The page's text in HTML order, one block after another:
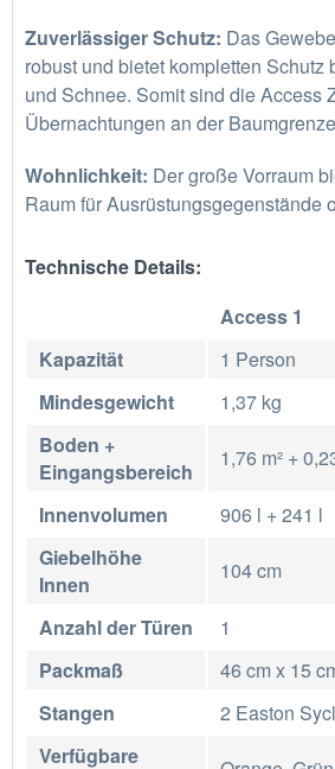
Zuverlässiger Schutz: Das
robust und bietet kompletten Schutz
und Schnee. Somit sind die Access
Übernachtungen an der
Wohnlichkeit: Der große Vorraum
Raum für Ausrüstungsgegenstände
Technische Details:
Access 1
Kapazität
1 Person
Mindesgewicht
1,37 kg
Boden +
Eingangsbereich
1,76 m² +
Innenvolumen 906 l + 241 l
Giebelhöhe
Innen
104 cm
Anzahl der Türen 1
Packmaß
46 cm x 15
Stangen
2 Easton
Verfügbare